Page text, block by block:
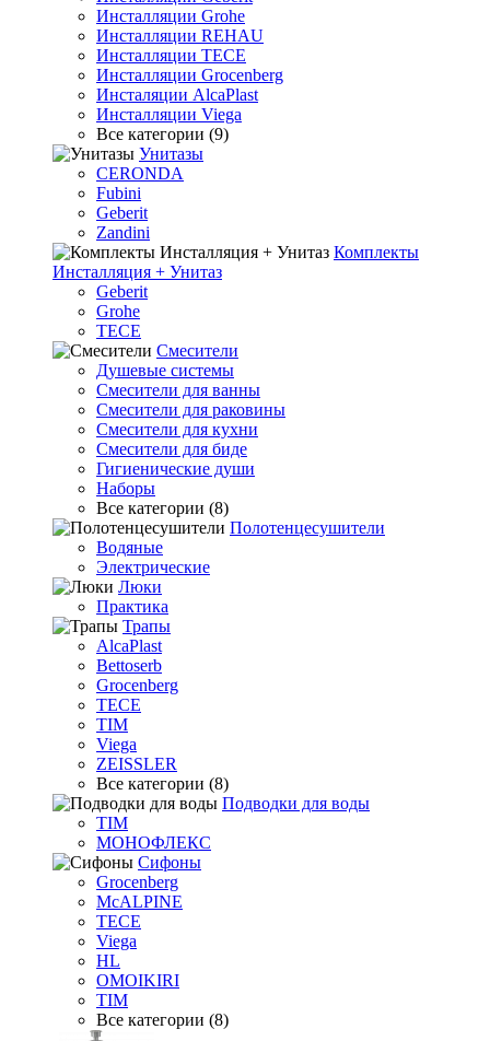
Инсталляции Grohe
Инсталляции REHAU
Инсталляции TECE
Инсталляции Grocenberg
Инсталяции AlcaPlast
Инсталляции Viega
Все категории (9)
Унитазы
CERONDA
Fubini
Geberit
Zandini
Комплекты
Инсталляция + Унитаз
Geberit
Grohe
TECE
Смесители
Душевые системы
Смесители для ванны
Смесители для раковины
Смесители для кухни
Смесители для биде
Гигиенические души
Наборы
Все категории (8)
Полотенцесушители
Водяные
Электрические
Люки
Практика
Трапы
AlcaPlast
Bettoserb
Grocenberg
TECE
TIM
Viega
ZEISSLER
Все категории (8)
Подводки для воды
TIM
МОНОФЛЕКС
Сифоны
Grocenberg
McALPINE
TECE
Viega
HL
OMOIKIRI
TIM
Все категории (8)